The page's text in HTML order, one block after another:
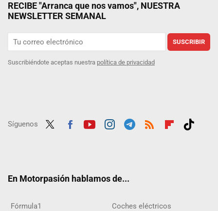
RECIBE "Arranca que nos vamos", NUESTRA
NEWSLETTER SEMANAL
SUSCRIBIR
Suscribiéndote aceptas nuestra política de privacidad
Síguenos
En Motorpasión hablamos de...
Fórmula1 Coches eléctricos